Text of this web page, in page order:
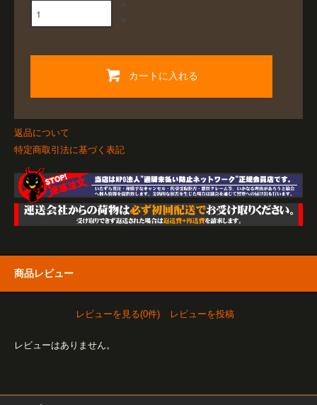
カートに入れる
返品について
特定商取引法に基づく表記
商品レビュー
レビューを見る(0件) レビューを投稿
レビューはありません。